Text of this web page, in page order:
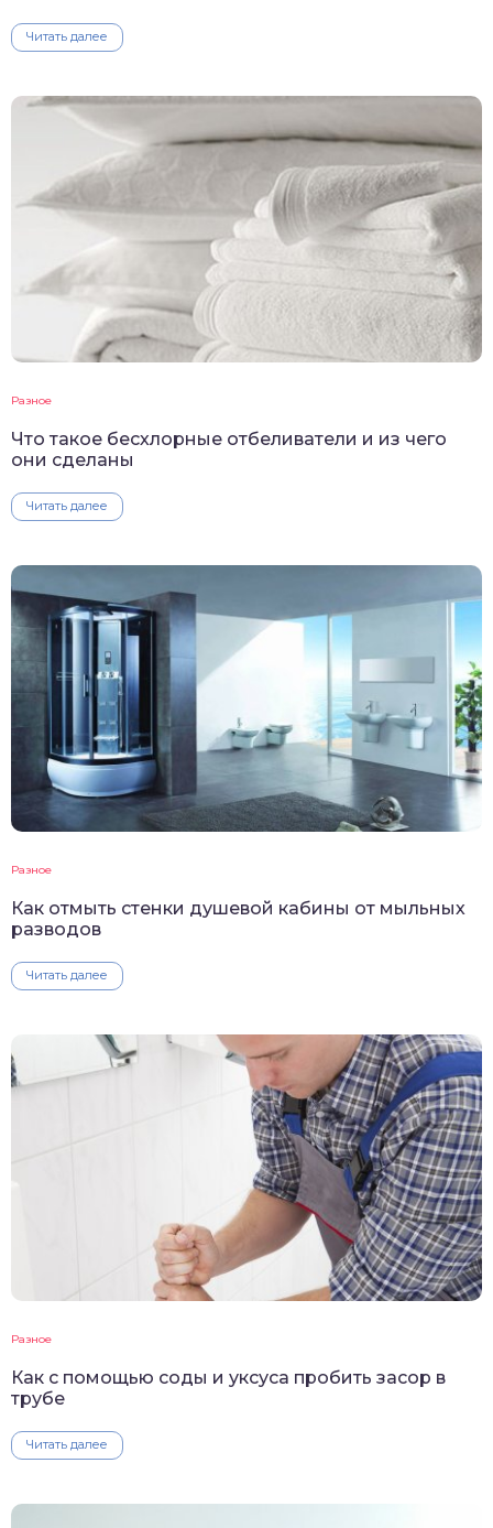
Читать далее
Разное
Что такое бесхлорные отбеливатели и из чего
они сделаны
Читать далее
Разное
Как отмыть стенки душевой кабины от мыльных
разводов
Читать далее
Разное
Как с помощью соды и уксуса пробить засор в
трубе
Читать далее